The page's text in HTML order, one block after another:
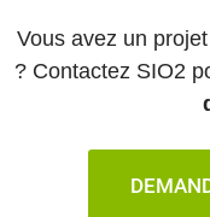
Vous avez un
? Contactez SIO2